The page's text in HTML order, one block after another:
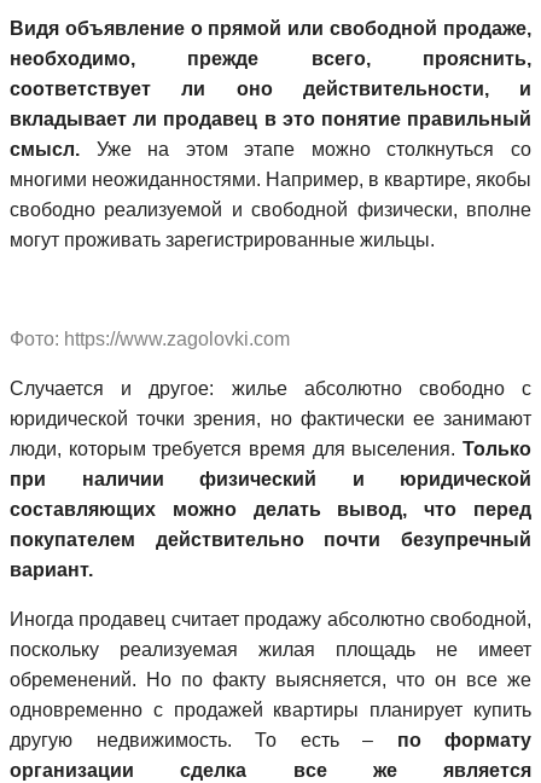
Видя объявление о прямой или свободной продаже,
необходимо, прежде всего, прояснить,
соответствует ли оно действительности, и
вкладывает ли продавец в это понятие правильный
смысл. Уже на этом этапе можно столкнуться со
многими неожиданностями. Например, в квартире, якобы
свободно реализуемой и свободной физически, вполне
могут проживать зарегистрированные жильцы.
Фото: https://www.zagolovki.com
Случается и другое: жилье абсолютно свободно с
юридической точки зрения, но фактически ее занимают
люди, которым требуется время для выселения. Только
при наличии физический и юридической
составляющих можно делать вывод, что перед
покупателем действительно почти безупречный
вариант.
Иногда продавец считает продажу абсолютно свободной,
поскольку реализуемая жилая площадь не имеет
обременений. Но по факту выясняется, что он все же
одновременно с продажей квартиры планирует купить
другую недвижимость. То есть – по формату
организации сделка все же является